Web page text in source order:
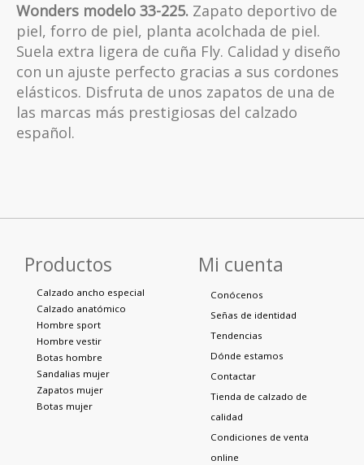
Wonders modelo 33-225. Zapato deportivo de
piel, forro de piel, planta acolchada de piel.
Suela extra ligera de cuña Fly. Calidad y diseño
con un ajuste perfecto gracias a sus cordones
elásticos. Disfruta de unos zapatos de una de
las marcas más prestigiosas del calzado
español.
Productos
Calzado ancho especial
Calzado anatómico
Hombre sport
Hombre vestir
Botas hombre
Sandalias mujer
Zapatos mujer
Botas mujer
Mi cuenta
Conócenos
Señas de identidad
Tendencias
Dónde estamos
Contactar
Tienda de calzado de
calidad
Condiciones de venta
online